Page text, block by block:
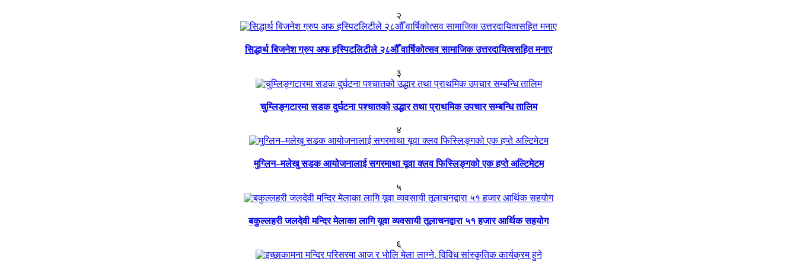
२
सिद्धार्थ बिजनेश ग्रुप अफ हस्पिटलिटीले २८औँ वार्षिकोत्सव सामाजिक उत्तरदायित्वसहित मनाए
३
चुम्लिङ्गटारमा सडक दुर्घटना पश्चातको उद्धार तथा प्राथमिक उपचार सम्बन्धि तालिम
४
मुग्लिन–मलेखु सडक आयोजनालाई सगरमाथा यूवा क्लव फिस्लिङ्गको एक हप्ते अल्टिमेटम
५
बकुल्लहरी जलदेवी मन्दिर मेलाका लागि यूवा व्यवसायी तूलाचनद्वारा ५१ हजार आर्थिक सहयोग
६